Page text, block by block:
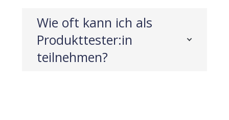
Wie oft kann ich als
Produkttester:in
teilnehmen?